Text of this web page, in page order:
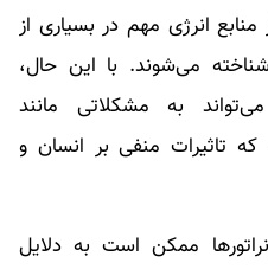
انرژی مهم در بسیاری از
می‌شوند. با این حال،
به مشکلاتی مانند
تاثیرات منفی بر انسان و
ممکن است به دلایل